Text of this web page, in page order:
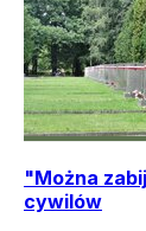
"Można
cywilów